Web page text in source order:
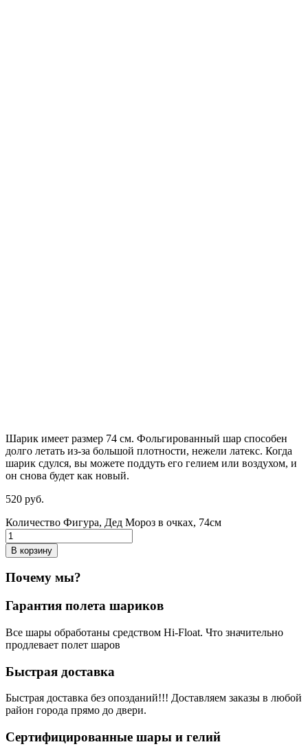
Шарик имеет размер 74 см. Фольгированный шар способен
долго летать из-за большой плотности, нежели латекс. Когда
шарик сдулся, вы можете поддуть его гелием или воздухом, и
он снова будет как новый.
520 руб.
Количество Фигура, Дед Мороз в очках, 74см
В корзину
Почему мы?
Гарантия полета шариков
Все шары обработаны средством Hi-Float. Что значительно
продлевает полет шаров
Быстрая доставка
Быстрая доставка без опозданий!!! Доставляем заказы в любой
район города прямо до двери.
Сертифицированные шары и гелий